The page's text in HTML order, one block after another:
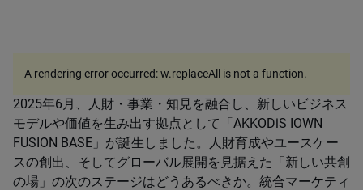
2025年6月、人財・事業・知見を融合し、新しいビジネス
モデルや価値を生み出す拠点として「AKKODiS IOWN
FUSION BASE」が誕生しました。人財育成やユースケー
スの創出、そしてグローバル展開を見据えた「新しい共創
の場」の次のステージはどうあるべきか。統合マーケティ
A rendering error occurred:w.replaceAll is not a function.